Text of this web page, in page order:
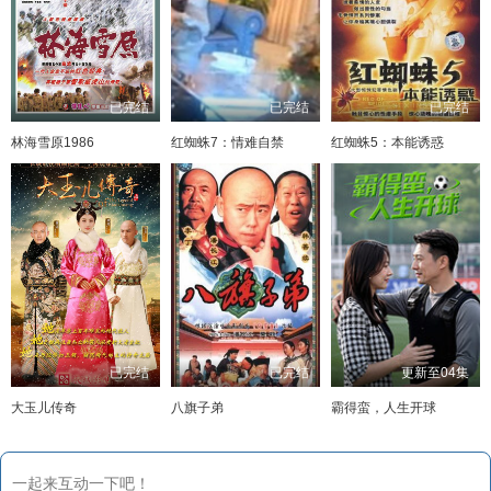
已完结
林海雪原1986
已完结
红蜘蛛7：情难自禁
已完结
红蜘蛛5：本能诱惑
已完结
大玉儿传奇
已完结
八旗子弟
更新至04集
霸得蛮，人生开球